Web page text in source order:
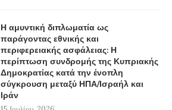
Η αμυντική διπλωματία ως
παράγοντας εθνικής και
περιφερειακής ασφάλειας: Η
περίπτωση συνδρομής της Κυπριακής
Δημοκρατίας κατά την ένοπλη
σύγκρουση μεταξύ ΗΠΑ/Ισραήλ και
Ιράν